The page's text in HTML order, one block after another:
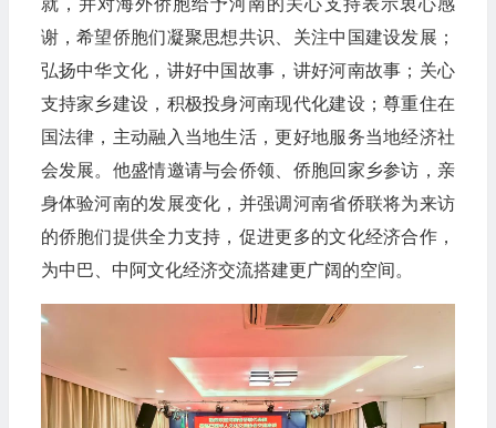
就，并对海外侨胞给予河南的关心支持表示衷心感
谢，希望侨胞们凝聚思想共识、关注中国建设发展；
弘扬中华文化，讲好中国故事，讲好河南故事；关心
支持家乡建设，积极投身河南现代化建设；尊重住在
国法律，主动融入当地生活，更好地服务当地经济社
会发展。他盛情邀请与会侨领、侨胞回家乡参访，亲
身体验河南的发展变化，并强调河南省侨联将为来访
的侨胞们提供全力支持，促进更多的文化经济合作，
为中巴、中阿文化经济交流搭建更广阔的空间。